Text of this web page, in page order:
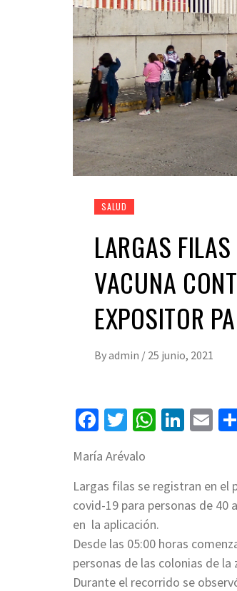
SALUD
LARGAS
VACUNA
EXPOSITOR
Byadmin / 25 junio, 2021
Facebook
Twitter
María Arévalo
Largas filas se registran en el
covid-19 para personas de 40
en la aplicación.
Desde las 05:00 horas
personas de las colonias de la
Durante el recorrido se